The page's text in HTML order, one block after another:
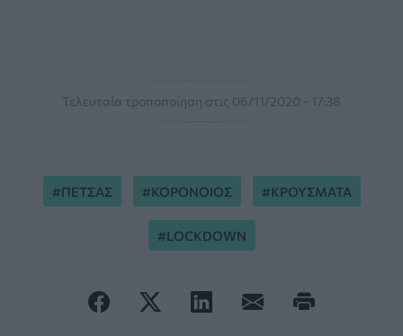
Τελευταία τροποποίηση στις 06/11/2020 - 17:38
ΠΕΤΣΑΣ ΚΟΡΟΝΟΙΟΣ ΚΡΟΥΣΜΑΤΑ
LOCKDOWN